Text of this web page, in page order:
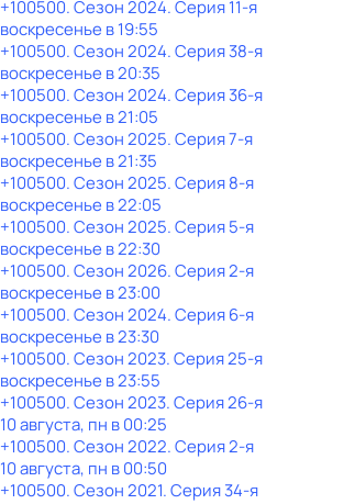
+100500. Сезон 2024. Серия 11-я
воскресенье в19:55
+100500. Сезон 2024. Серия 38-я
воскресенье в20:35
+100500. Сезон 2024. Серия 36-я
воскресенье в21:05
+100500. Сезон 2025. Серия 7-я
воскресенье в21:35
+100500. Сезон 2025. Серия 8-я
воскресенье в22:05
+100500. Сезон 2025. Серия 5-я
воскресенье в22:30
+100500. Сезон 2026. Серия 2-я
воскресенье в23:00
+100500. Сезон 2024. Серия 6-я
воскресенье в23:30
+100500. Сезон 2023. Серия 25-я
воскресенье в23:55
+100500. Сезон 2023. Серия 26-я
10 августа, пн в 00:25
+100500. Сезон 2022. Серия 2-я
10 августа, пн в 00:50
+100500. Сезон 2021. Серия 34-я